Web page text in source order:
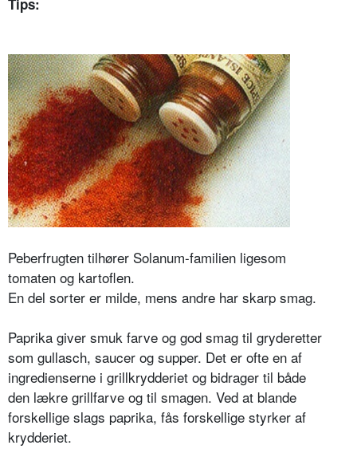
Tips:
Peberfrugten tilhører Solanum-familien ligesom
tomaten og kartoflen.
En del sorter er milde, mens andre har skarp smag.
Paprika giver smuk farve og god smag til gryderetter
som gullasch, saucer og supper. Det er ofte en af
ingredienserne i grillkrydderiet og bidrager til både
den lækre grillfarve og til smagen. Ved at blande
forskellige slags paprika, fås forskellige styrker af
krydderiet.